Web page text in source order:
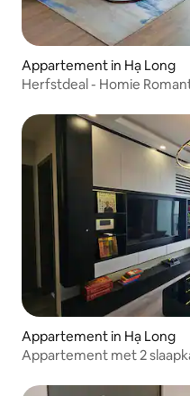
Appartement in Hạ Long
Herfstdeal -
Appartement in Hạ Long
Appartement met 2